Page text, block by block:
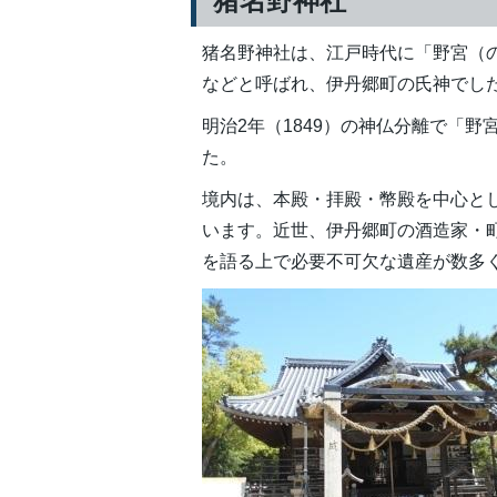
猪名野神社は、江戸時代に「野宮（
などと呼ばれ、伊丹郷町の氏神でし
明治2年（1849）の神仏分離で「野
た。
境内は、本殿・拝殿・幣殿を中心と
います。近世、伊丹郷町の酒造家・
を語る上で必要不可欠な遺産が数多